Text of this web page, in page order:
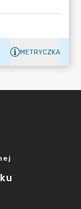
METRYCZKA